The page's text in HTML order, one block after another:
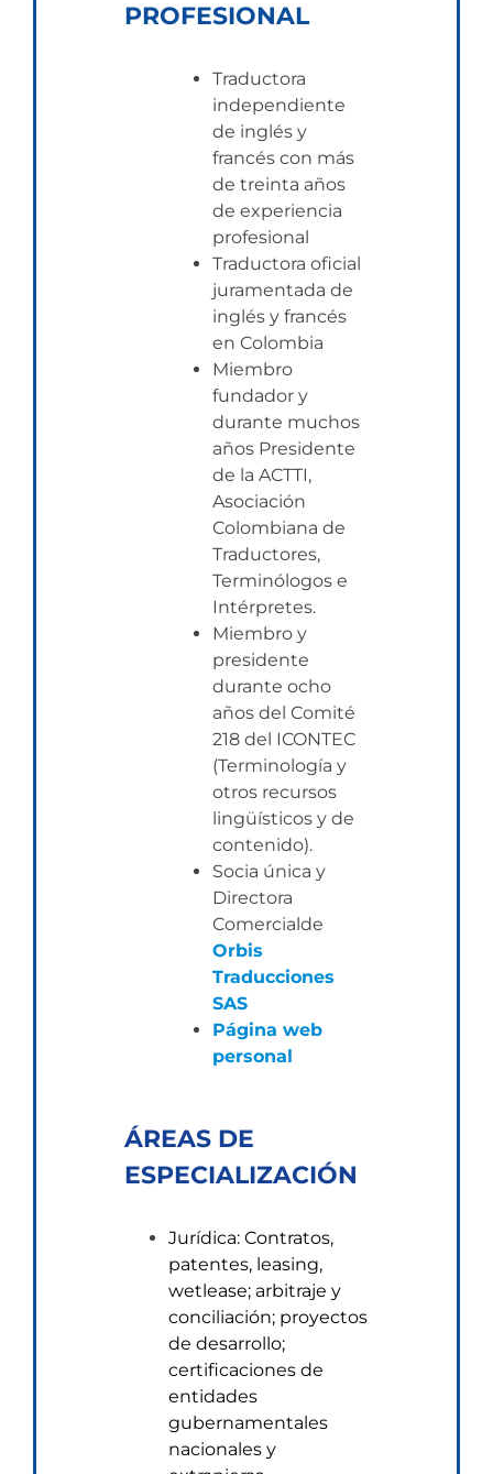
PROFESIONAL
Traductora
independiente
de inglés y
francés con más
de treinta años
de experiencia
profesional
Traductora oficial
juramentada de
inglés y francés
en Colombia
Miembro
fundador y
durante muchos
años Presidente
de la ACTTI,
Asociación
Colombiana de
Traductores,
Terminólogos e
Intérpretes.
Miembro y
presidente
durante ocho
años del Comité
218 del ICONTEC
(Terminología y
otros recursos
lingüísticos y de
contenido).
Socia única y
Directora
Comercialde
Orbis
Traducciones
SAS
Página web
personal
ÁREAS DE
ESPECIALIZACIÓN
Jurídica: Contratos,
patentes, leasing,
wetlease; arbitraje y
conciliación; proyectos
de desarrollo;
certificaciones de
entidades
gubernamentales
nacionales y